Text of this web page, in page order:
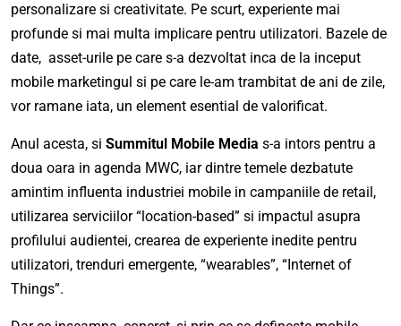
personalizare si creativitate. Pe scurt, experiente mai
profunde si mai multa implicare pentru utilizatori. Bazele de
date, asset-urile pe care s-a dezvoltat inca de la inceput
mobile marketingul si pe care le-am trambitat de ani de zile,
vor ramane iata, un element esential de valorificat.
Anul acesta, si Summitul Mobile Media s-a intors pentru a
doua oara in agenda MWC, iar dintre temele dezbatute
amintim influenta industriei mobile in campaniile de retail,
utilizarea serviciilor “location-based” si impactul asupra
profilului audientei, crearea de experiente inedite pentru
utilizatori, trenduri emergente, “wearables”, “Internet of
Things”.